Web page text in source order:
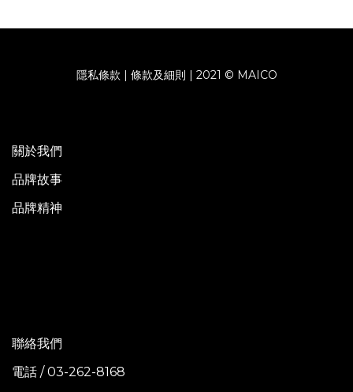
隱私條款 | 條款及細則 | 2021 © MAICO
關於我們
品牌故事
品牌精神
聯絡我們
電話 / 03-262-8168